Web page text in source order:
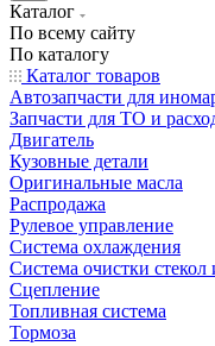
Каталог
По всему сайту
По каталогу
Каталог товаров
Автозапчасти для
Запчасти для ТО и
Двигатель
Кузовные детали
Оригинальные масла
Распродажа
Рулевое управление
Система охлаждения
Система очистки стекол
Сцепление
Топливная система
Тормоза